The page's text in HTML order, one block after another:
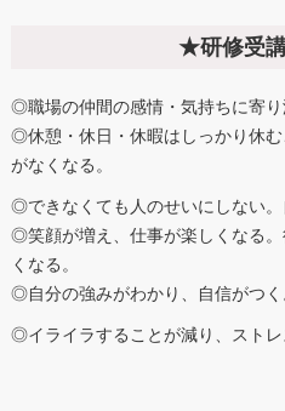
★研修受
◎職場の仲間の感情・気持ちに寄り
◎休憩・休日・休暇はしっかり休
がなくなる。
◎できなくても人のせいにしない。
◎笑顔が増え、仕事が楽しくなる
くなる。
◎自分の強みがわかり、自信がつく
◎イライラすることが減り、ストレ